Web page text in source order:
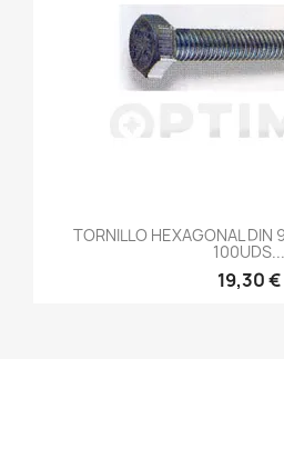
TORNILLO HEXAGONAL DIN
100UDS...
19,30 €